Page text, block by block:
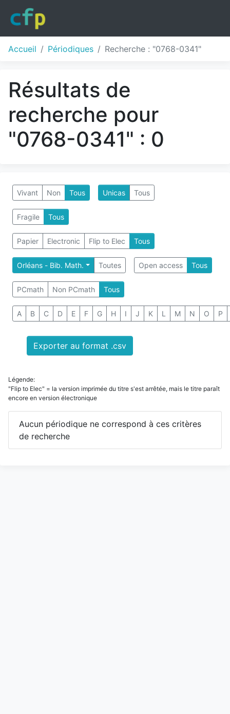
Accueil Périodiques Recherche : "0768-0341"
Résultats de
recherche pour
"0768-0341" : 0
Vivant Non Tous Unicas Tous
Fragile Tous
Papier Electronic Flip to Elec Tous
Orléans - Bib. Math. Toutes Open access Tous
PCmath Non PCmath Tous
A B C D E F G H I J K L M N O P
Exporter au format .csv
Légende:
"Flip to Elec" = la version imprimée du titre s'est arrêtée, mais le titre paraît
encore en version électronique
Aucun périodique ne correspond à ces critères
de recherche